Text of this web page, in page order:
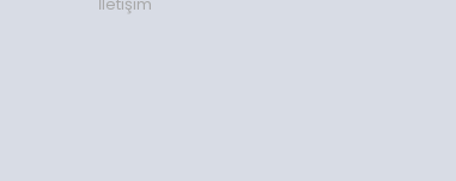
İletişim